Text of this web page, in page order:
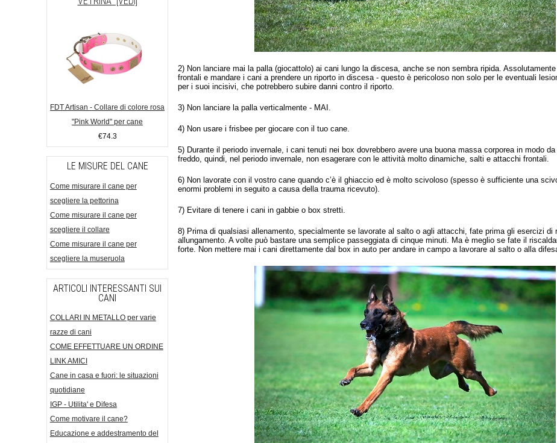
FDT Artisan - Collare di colore rosa
"Pink World" per cane
€74.3
LE MISURE DEL CANE
Come misurare il cane per
scegliere la pettorina
Come misurare il cane per
scegliere il collare
Come misurare il cane per
scegliere la museruola
ARTICOLI INTERESSANTI SUI
CANI
COLLARI IN METALLO per varie
razze di cani
COME EFFETTUARE UN ORDINE
LINK AMICI
Cane in casa e fuori: le situazioni
quotidiane
IGP - Utilita' e Difesa
Come motivare il cane?
Educazione e addestramento del
2) Non lanciare mai la palla (giocattolo) ai cani lungo la discesa, anche se non sembra ripida.
frontali e mandare i cani a prendere un riporto in discesa - questo è pericoloso non solo per le eventuali
per i suoi incisivi, che potrebbero subire danni contro il riporto.
3) Non lanciare la palla verticalmente - MAI.
4) Non usare i frisbee per giocare con il tuo cane.
5) Durante il periodo invernale, i cani tenuti nei box dovrebbero avere una buona massa corporea in modo da
freddo, quindi, nel periodo invernale, non esagerare con le attività molto dinamiche, salti e attacchi frontali.
6) Non lavorate con il vostro cane quando c’è il ghiaccio ed è molto scivoloso (spesso è sufficiente una
enormi problemi in seguito a causa della trauma ricevuto).
7) Evitare di tenere i cani in gabbie o box stretti.
8) Prima di qualsiasi allenamento, specialmente se lavorate al salto o agli attacchi, fate prima gli esercizi di
allungamento. A volte può bastare una semplice passeggiata di cinque minuti. Ma è meglio se fate il
forte. Non mettere mai i cani direttamente dal box in auto per andare in campo a lavorare al salto o alla